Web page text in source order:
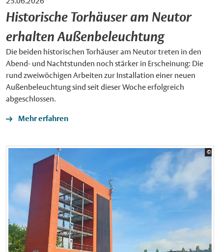
Historische Torhäuser am Neutor
erhalten Außenbeleuchtung
Die beiden historischen Torhäuser am Neutor treten in den
Abend- und Nachtstunden noch stärker in Erscheinung: Die
rund zweiwöchigen Arbeiten zur Installation einer neuen
Außenbeleuchtung sind seit dieser Woche erfolgreich
abgeschlossen.
Mehr erfahren
©